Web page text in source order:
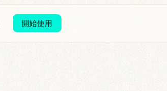
開始使用